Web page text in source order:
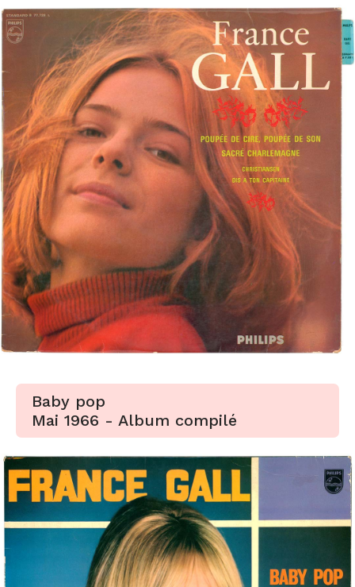
Baby pop
Mai 1966 - Album compilé